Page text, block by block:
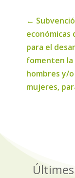
←
económicas
para el
fomenten
hombres y/
mujeres,